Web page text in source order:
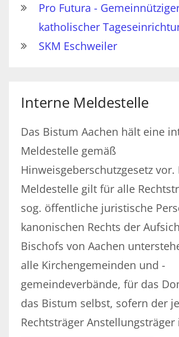
Pro Futura -
katholischer
SKM Eschweiler
Interne Meldestelle
Das Bistum Aachen hält eine
Meldestelle gemäß
Hinweisgeberschutzgesetz vor.
Meldestelle gilt für alle
sog. öffentliche juristische
kanonischen Rechts der
Bischofs von Aachen
alle Kirchengemeinden und -
gemeindeverbände, für das
das Bistum selbst, sofern der
Rechtsträger Anstellungsträger